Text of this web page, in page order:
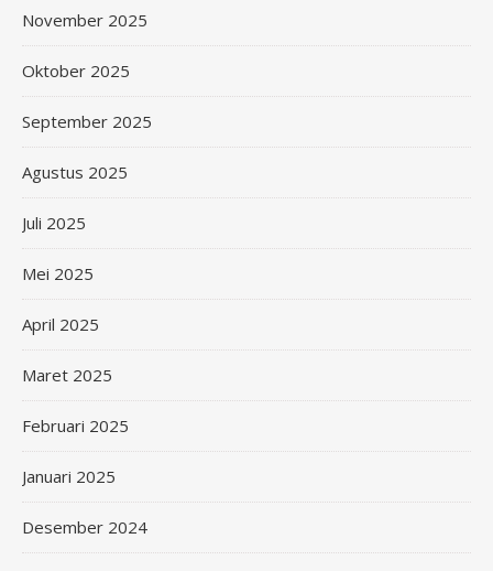
November 2025
Oktober 2025
September 2025
Agustus 2025
Juli 2025
Mei 2025
April 2025
Maret 2025
Februari 2025
Januari 2025
Desember 2024